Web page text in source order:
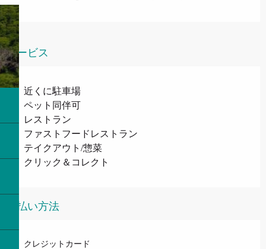
サービス
近くに駐車場
ペット同伴可
レストラン
ファストフードレストラン
テイクアウト/惣菜
クリック＆コレクト
支払い方法
クレジットカード